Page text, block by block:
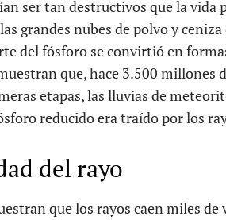
ser tan destructivos que la vida
grandes nubes de polvo y
del fósforo se convirtió en
que, hace 3.500 millones
etapas, las lluvias de
reducido era traído por los
del rayo
que los rayos caen miles